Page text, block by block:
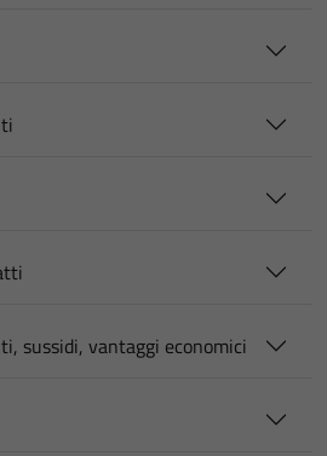
sussidi, vantaggi economici